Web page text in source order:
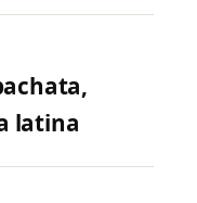
latina